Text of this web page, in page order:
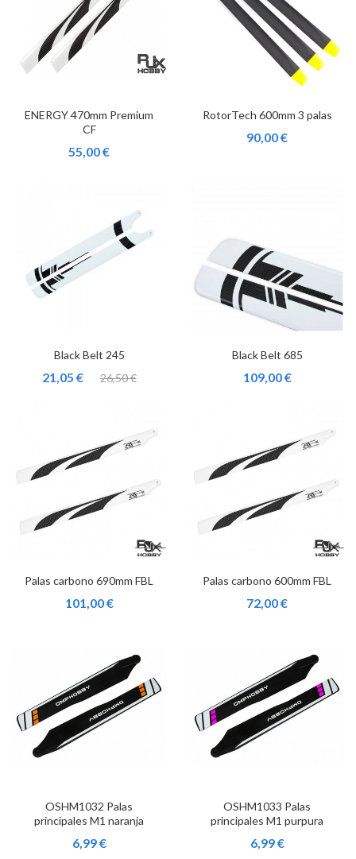
ENERGY 470mm Premium
CF
55,00 €
RotorTech 600mm 3 palas
90,00 €
Black Belt 245
21,05 € 26,50 €
Black Belt 685
109,00 €
Palas carbono 690mm FBL
101,00 €
Palas carbono 600mm FBL
72,00 €
OSHM1032 Palas
principales M1 naranja
6,99 €
OSHM1033 Palas
principales M1 purpura
6,99 €